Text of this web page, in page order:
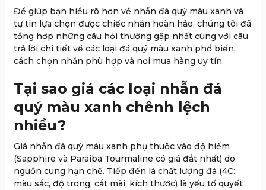
Để giúp bạn hiểu rõ hơn về nhẫn đá quý màu xanh và
tự tin lựa chọn được chiếc nhẫn hoàn hảo, chúng tôi đã
tổng hợp những câu hỏi thường gặp nhất cùng với câu
trả lời chi tiết về các loại đá quý màu xanh phổ biến,
cách chọn nhẫn phù hợp và nơi mua hàng uy tín.
Tại sao giá các loại nhẫn đá
quý màu xanh chênh lệch
nhiều?
Giá nhẫn đá quý màu xanh phụ thuộc vào độ hiếm
(Sapphire và Paraiba Tourmaline có giá đắt nhất) do
nguồn cung hạn chế. Tiếp đến là chất lượng đá (4C:
màu sắc, độ trong, cắt mài, kích thước) là yếu tố quyết